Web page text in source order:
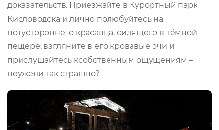
доказательств. Приезжайте в Курортный парк
Кисловодска и лично полюбуйтесь на
потустороннего красавца, сидящего в тёмной
пещере, взгляните в его кровавые очи и
прислушайтесь ксобственным ощущениям –
неужели так страшно?